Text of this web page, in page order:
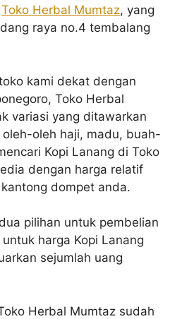
Toko Herbal Mumtaz, yang
raya no.4 tembalang
kami dekat dengan
Toko Herbal
variasi yang ditawarkan
oleh haji, madu, buah-
Kopi Lanang di Toko
dengan harga relatif
dompet anda.
pilihan untuk pembelian
harga Kopi Lanang
sejumlah uang
Herbal Mumtaz sudah